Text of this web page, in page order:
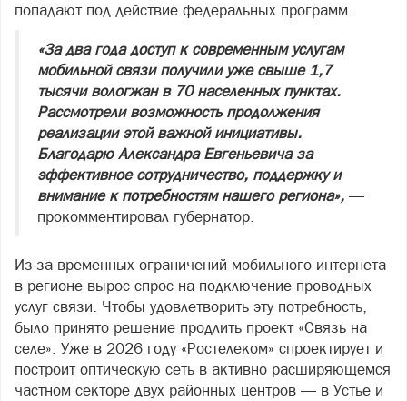
попадают под действие федеральных программ.
«За два года доступ к современным услугам
мобильной связи получили уже свыше 1,7
тысячи вологжан в 70 населенных пунктах.
Рассмотрели возможность продолжения
реализации этой важной инициативы.
Благодарю Александра Евгеньевича за
эффективное сотрудничество, поддержку и
внимание к потребностям нашего региона», —
прокомментировал губернатор.
Из‑за временных ограничений мобильного интернета
в регионе вырос спрос на подключение проводных
услуг связи. Чтобы удовлетворить эту потребность,
было принято решение продлить проект «Связь на
селе». Уже в 2026 году «Ростелеком» спроектирует и
построит оптическую сеть в активно расширяющемся
частном секторе двух районных центров — в Устье и